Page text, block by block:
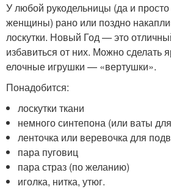
У любой рукодельницы (да и
женщины) рано или поздно
лоскутки. Новый Год — это
избавиться от них. Можно сделать
елочные игрушки — «вертушки».
Понадобится:
лоскутки ткани
немного синтепона (или ваты
ленточка или веревочка для
пара пуговиц
пара страз (по желанию)
иголка, нитка, утюг.